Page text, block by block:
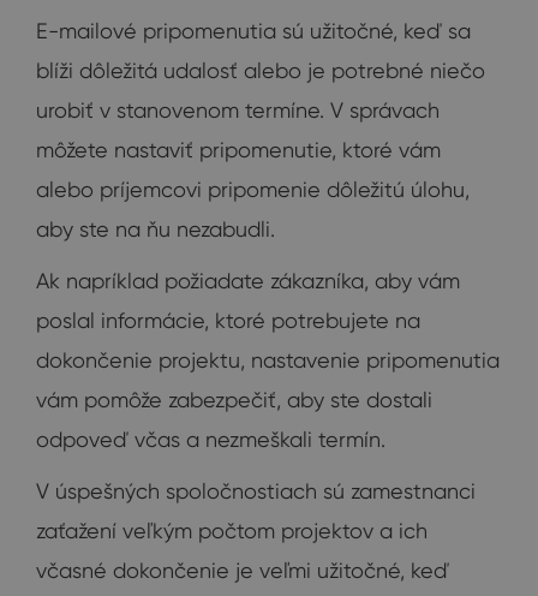
E-mailové pripomenutia sú užitočné, keď sa
blíži dôležitá udalosť alebo je potrebné niečo
urobiť v stanovenom termíne. V správach
môžete nastaviť pripomenutie, ktoré vám
alebo príjemcovi pripomenie dôležitú úlohu,
aby ste na ňu nezabudli.
Ak napríklad požiadate zákazníka, aby vám
poslal informácie, ktoré potrebujete na
dokončenie projektu, nastavenie pripomenutia
vám pomôže zabezpečiť, aby ste dostali
odpoveď včas a nezmeškali termín.
V úspešných spoločnostiach sú zamestnanci
zaťažení veľkým počtom projektov a ich
včasné dokončenie je veľmi užitočné, keď